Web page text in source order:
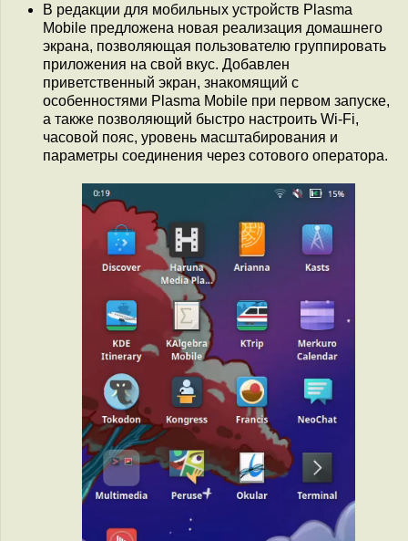
В редакции для мобильных устройств Plasma
Mobile предложена новая реализация домашнего
экрана, позволяющая пользователю группировать
приложения на свой вкус. Добавлен
приветственный экран, знакомящий с
особенностями Plasma Mobile при первом запуске,
а также позволяющий быстро настроить Wi-Fi,
часовой пояс, уровень масштабирования и
параметры соединения через сотового оператора.